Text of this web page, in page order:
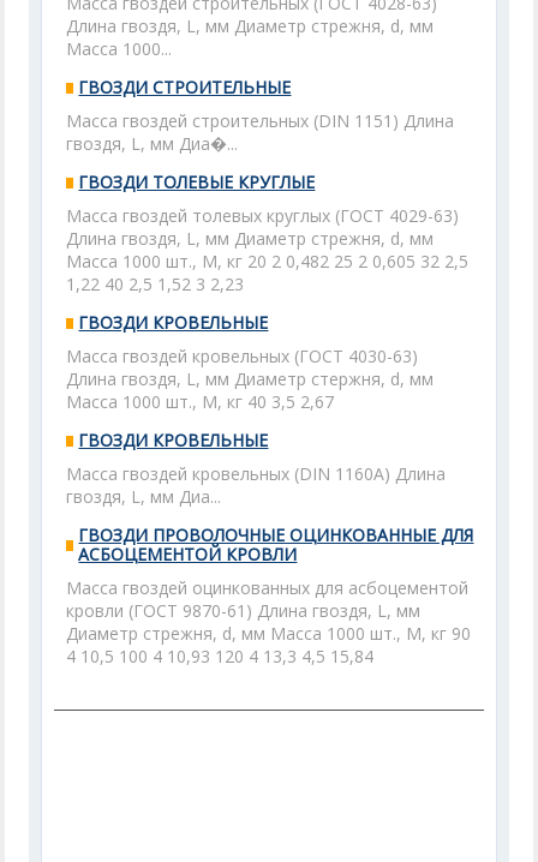
Длина гвоздя, L, мм Диаметр стрежня, d, мм
Масса 1000...
ГВОЗДИ СТРОИТЕЛЬНЫЕ
Масса гвоздей строительных (DIN 1151) Длина
гвоздя, L, мм Диа�...
ГВОЗДИ ТОЛЕВЫЕ КРУГЛЫЕ
Масса гвоздей толевых круглых (ГОСТ 4029-63)
Длина гвоздя, L, мм Диаметр стрежня, d, мм
Масса 1000 шт., М, кг 20 2 0,482 25 2 0,605 32 2,5
1,22 40 2,5 1,52 3 2,23
ГВОЗДИ КРОВЕЛЬНЫЕ
Масса гвоздей кровельных (ГОСТ 4030-63)
Длина гвоздя, L, мм Диаметр стержня, d, мм
Масса 1000 шт., М, кг 40 3,5 2,67
ГВОЗДИ КРОВЕЛЬНЫЕ
Масса гвоздей кровельных (DIN 1160А) Длина
гвоздя, L, мм Диа...
ГВОЗДИ ПРОВОЛОЧНЫЕ ОЦИНКОВАННЫЕ ДЛЯ
АСБОЦЕМЕНТОЙ КРОВЛИ
Масса гвоздей оцинкованных для асбоцементой
кровли (ГОСТ 9870-61) Длина гвоздя, L, мм
Диаметр стрежня, d, мм Масса 1000 шт., М, кг 90
4 10,5 100 4 10,93 120 4 13,3 4,5 15,84